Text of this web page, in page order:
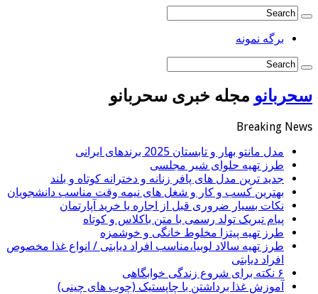
برگه نمونه
سحربانو مجله خبری سحربانو
Breaking News
مدل مانتو بهار و تابستان 2025 برندهای ایرانی
طرز تهیه حلوای شیر مجلسی
جدید ترین مدل های پافر زنانه و دخترانه کوتاه و بلند
بهترین کسب و کار و شغل های نیمه وقت مناسب دانشجویان
نکات بسیار ضروری قبل از اجاره یا خرید آپارتمان
پیام تبریک تولد رسمی با متن باکلاس و کوتاه
طرز تهیه پیتزا مخلوط خانگی و خوشمزه
طرز تهیه سالاد لوبیا،مناسب افراد دیابتی / انواع غذا مخصوص
افراد دیابتی
۶ نکته برای شروع زندگی خوابگاهی
آموزش غذا برداشتن با چاپستیک (چوب های چینی)